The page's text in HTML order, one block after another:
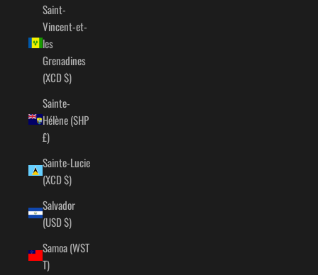
Saint-
Vincent-et-
les
Grenadines
(XCD $)
Sainte-
Hélène (SHP
£)
Sainte-Lucie
(XCD $)
Salvador
(USD $)
Samoa (WST
T)